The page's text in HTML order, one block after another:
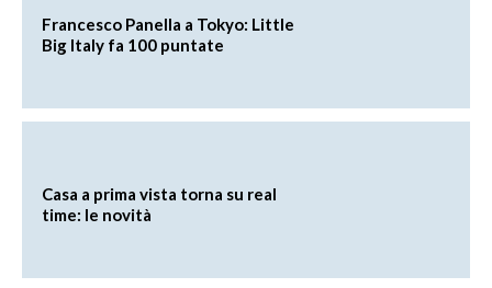
Francesco Panella a Tokyo: Little
Big Italy fa 100 puntate
Casa a prima vista torna su real
time: le novità